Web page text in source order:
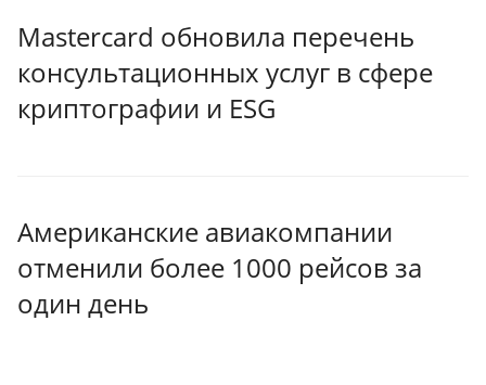
Mastercard обновила перечень
консультационных услуг в сфере
криптографии и ESG
Американские авиакомпании
отменили более 1000 рейсов за
один день